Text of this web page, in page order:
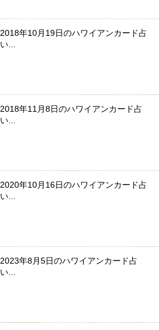
2018年10月19日のハワイアンカード占
い...
2018年11月8日のハワイアンカード占
い...
2020年10月16日のハワイアンカード占
い...
2023年8月5日のハワイアンカード占
い...